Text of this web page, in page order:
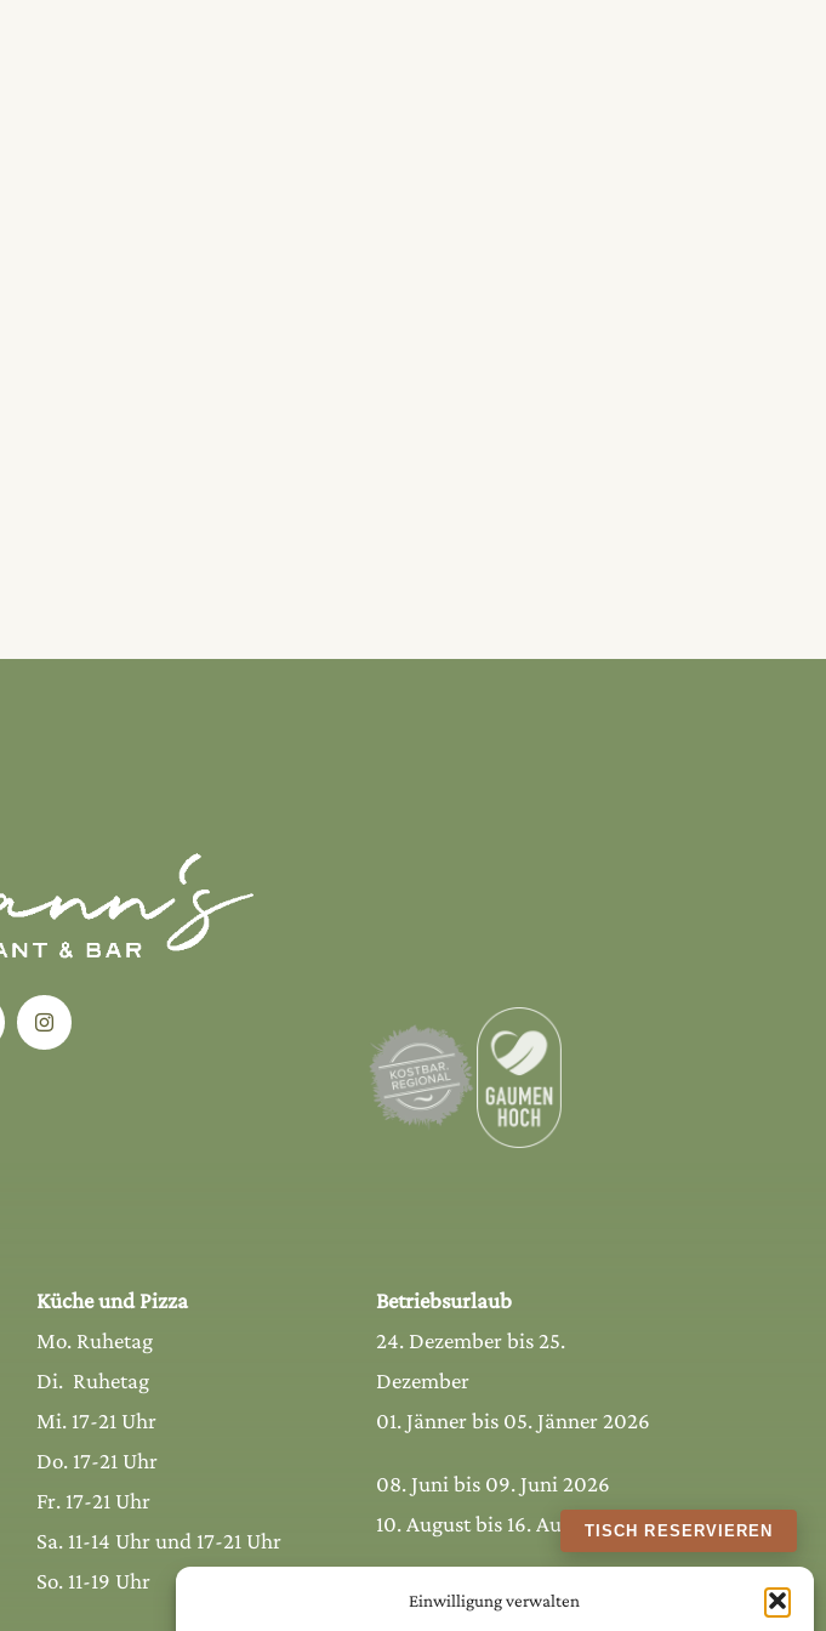
Einwilligung verwalten
Küche und Pizza
Mo. Ruhetag
Di. Ruhetag
Mi. 17-21 Uhr
Do. 17-21 Uhr
Fr. 17-21 Uhr
Sa. 11-14 Uhr und 17-21 Uhr
So. 11-19 Uhr
Betriebsurlaub
24. Dezember bis 25.
Dezember
01. Jänner bis 05. Jänner 2026
08. Juni bis 09. Juni 2026
10. August bis 16. August 2026TISCH RESERVIEREN